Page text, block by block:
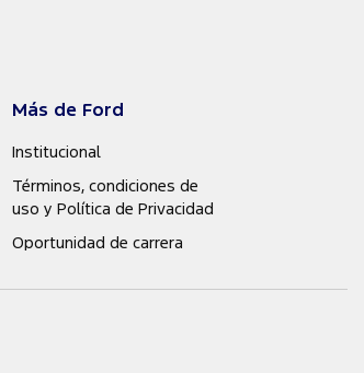
Más de Ford
Institucional
Términos, condiciones de
uso y Política de Privacidad
Oportunidad de carrera